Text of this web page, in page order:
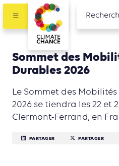
Sommet des
Durables 2026
Le Sommet des
2026 se tiendra les 22 et
Clermont-Ferrand, en
PARTAGER PARTAGER